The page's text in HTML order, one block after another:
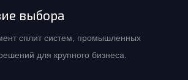
выбора
сплит систем, промышленных
для крупного бизнеса.